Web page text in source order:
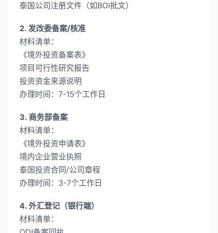
泰国公司注册文件（如BOI批文）
​2. 发改委备案/核准​
​材料清单​：
《境外投资备案表》
项目可行性研究报告
投资资金来源说明
​办理时间​：7-15个工作日
​3. 商务部备案​
​材料清单​：
《境外投资申请表》
境内企业营业执照
泰国投资合同/公司章程
​办理时间​：3-7个工作日
​4. 外汇登记（银行端）​​
​材料清单​：